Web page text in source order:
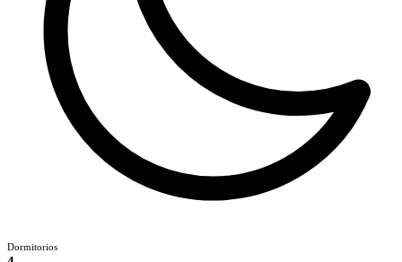
Dormitorios